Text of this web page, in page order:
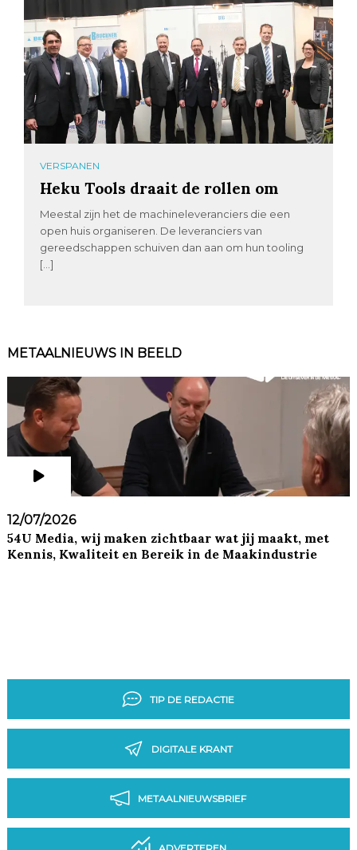
VERSPANEN
Heku Tools draait de rollen om
Meestal zijn het de machineleveranciers die een
open huis organiseren. De leveranciers van
gereedschappen schuiven dan aan om hun tooling
[…]
METAALNIEUWS IN BEELD
12/07/2026
54U Media, wij maken zichtbaar wat jij maakt, met
Kennis, Kwaliteit en Bereik in de Maakindustrie
TIP DE REDACTIE
DIGITALE KRANT
METAALNIEUWSBRIEF